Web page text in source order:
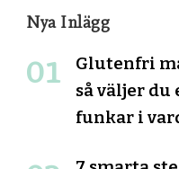
Nya Inlägg
Glutenfri
så väljer
funkar i